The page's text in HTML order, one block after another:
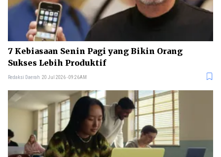
7 Kebiasaan Senin Pagi yang Bikin Orang
Sukses Lebih Produktif
Redaksi Daerah 20 Jul 2026 - 09:26AM